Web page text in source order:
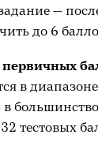
—
до 6
в
тестовых